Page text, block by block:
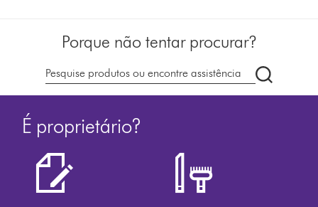
Porque não tentar procurar?
Pesquisar
em
É proprietário?